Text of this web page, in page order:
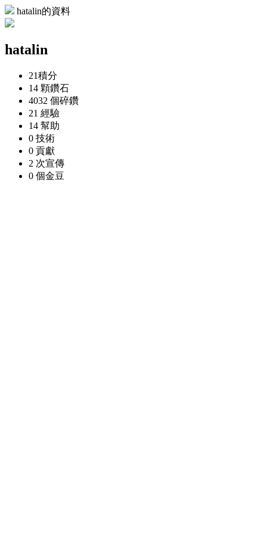
hatalin的資料
hatalin
21積分
14 顆鑽石
4032 個碎鑽
21 經驗
14 幫助
0 技術
0 貢獻
2 次宣傳
0 個金豆